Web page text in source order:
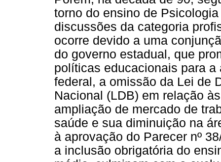
torno do ensino de
discussões da categoria
ocorre devido a uma
do governo estadual, que
políticas educacionais para
federal, a omissão da Lei de
Nacional (LDB) em relação
ampliação de mercado de
saúde e sua diminuição na
à aprovação do Parecer nº
a inclusão obrigatória do